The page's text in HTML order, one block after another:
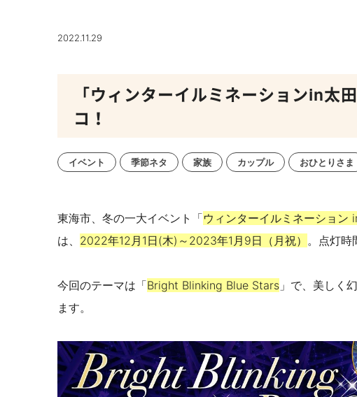
2022.11.29
「ウィンターイルミネーションin太
コ！
イベント 季節ネタ 家族 カップル おひとりさま
東海市、冬の一大イベント「ウィンターイルミネーション
は、 2022年12月1日(木)～2023年1月9日（月祝） 。点灯時
今回のテーマは「Bright Blinking Blue Stars 」で、美しく
ます。